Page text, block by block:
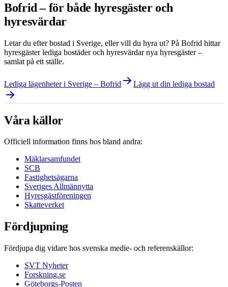
Bofrid – för både hyresgäster och
hyresvärdar
Letar du efter bostad i Sverige, eller vill du hyra ut? På Bofrid hittar
hyresgäster lediga bostäder och hyresvärdar nya hyresgäster –
samlat på ett ställe.
Lediga lägenheter i Sverige – Bofrid Lägg ut din lediga bostad
Våra källor
Officiell information finns hos bland andra:
Mäklarsamfundet
SCB
Fastighetsägarna
Sveriges Allmännytta
Hyresgästföreningen
Skatteverket
Fördjupning
Fördjupa dig vidare hos svenska medie- och referenskällor:
SVT Nyheter
Forskning.se
Göteborgs-Posten